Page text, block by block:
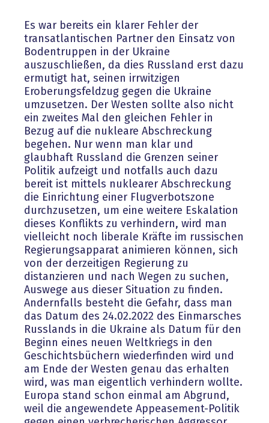
Es war bereits ein klarer Fehler der
transatlantischen Partner den Einsatz von
Bodentruppen in der Ukraine
auszuschließen, da dies Russland erst dazu
ermutigt hat, seinen irrwitzigen
Eroberungsfeldzug gegen die Ukraine
umzusetzen. Der Westen sollte also nicht
ein zweites Mal den gleichen Fehler in
Bezug auf die nukleare Abschreckung
begehen. Nur wenn man klar und
glaubhaft Russland die Grenzen seiner
Politik aufzeigt und notfalls auch dazu
bereit ist mittels nuklearer Abschreckung
die Einrichtung einer Flugverbotszone
durchzusetzen, um eine weitere Eskalation
dieses Konflikts zu verhindern, wird man
vielleicht noch liberale Kräfte im russischen
Regierungsapparat animieren können, sich
von der derzeitigen Regierung zu
distanzieren und nach Wegen zu suchen,
Auswege aus dieser Situation zu finden.
Andernfalls besteht die Gefahr, dass man
das Datum des 24.02.2022 des Einmarsches
Russlands in die Ukraine als Datum für den
Beginn eines neuen Weltkriegs in den
Geschichtsbüchern wiederfinden wird und
am Ende der Westen genau das erhalten
wird, was man eigentlich verhindern wollte.
Europa stand schon einmal am Abgrund,
weil die angewendete Appeasement-Politik